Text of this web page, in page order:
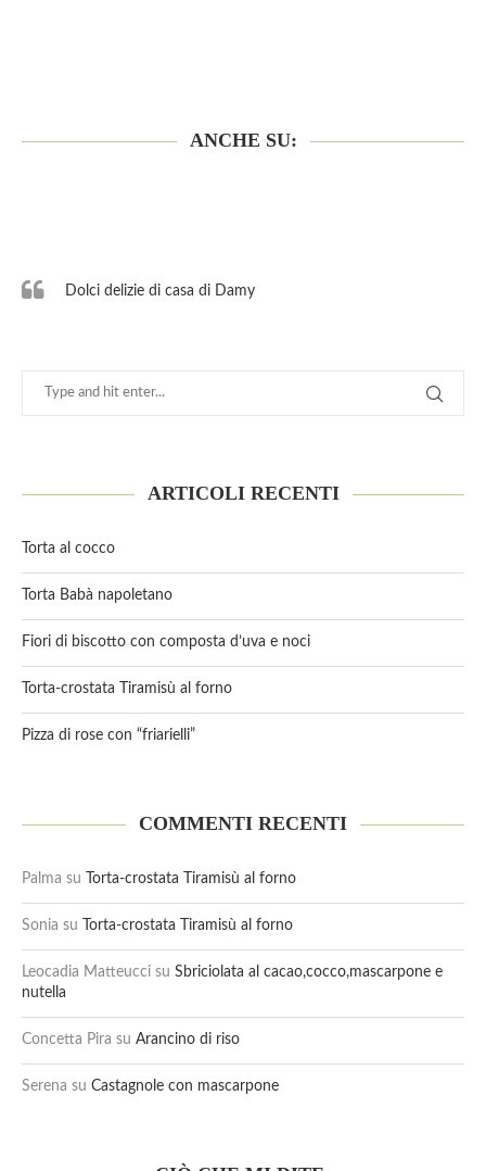
ANCHE SU:
Dolci delizie di casa di Damy
ARTICOLI RECENTI
Torta al cocco
Torta Babà napoletano
Fiori di biscotto con composta d’uva e noci
Torta-crostata Tiramisù al forno
Pizza di rose con “friarielli”
COMMENTI RECENTI
Palma su Torta-crostata Tiramisù al forno
Sonia su Torta-crostata Tiramisù al forno
Leocadia Matteucci su Sbriciolata al cacao,cocco,mascarpone e
nutella
Concetta Pira su Arancino di riso
Serena su Castagnole con mascarpone